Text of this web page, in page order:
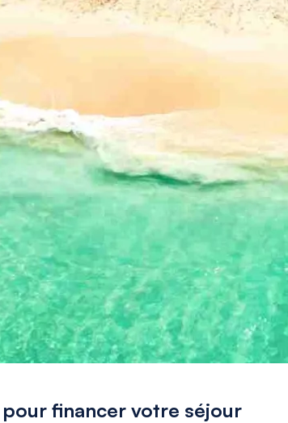
financer votre séjour